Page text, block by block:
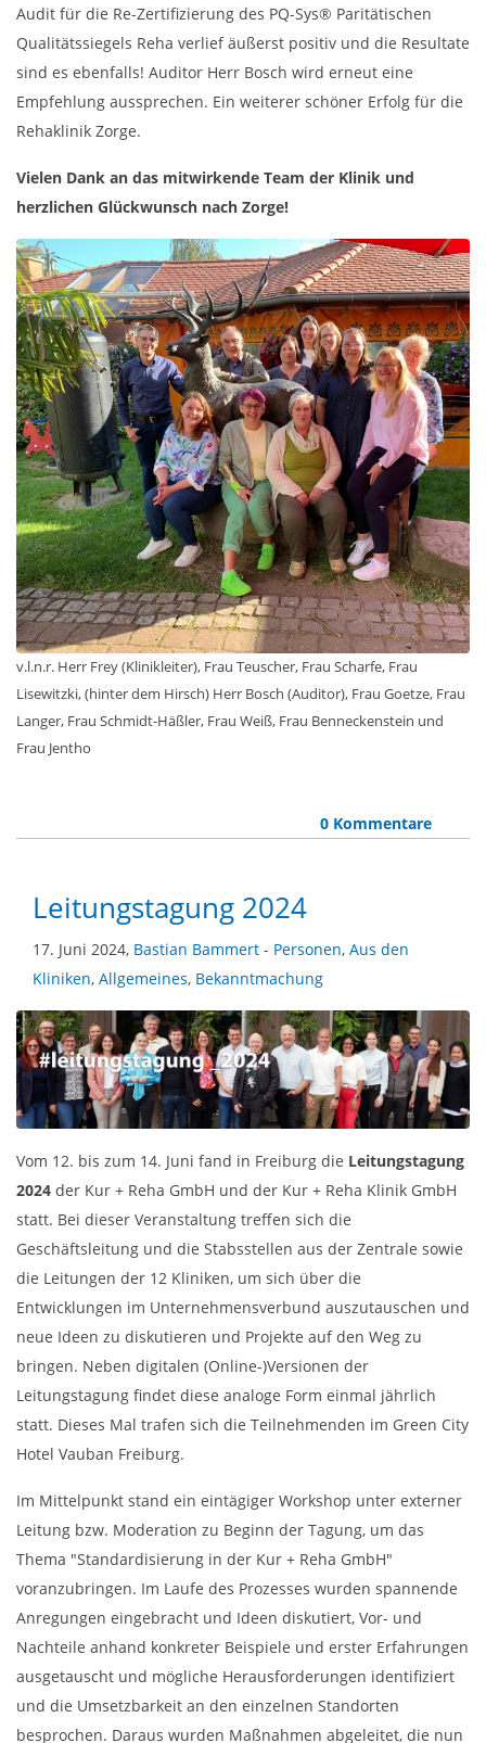
Audit für die Re-Zertifizierung des PQ-Sys® Paritätischen
Qualitätssiegels Reha verlief äußerst positiv und die Resultate
sind es ebenfalls! Auditor Herr Bosch wird erneut eine
Empfehlung aussprechen. Ein weiterer schöner Erfolg für die
Rehaklinik Zorge.
Vielen Dank an das mitwirkende Team der Klinik und
herzlichen Glückwunsch nach Zorge!
v.l.n.r. Herr Frey (Klinikleiter), Frau Teuscher, Frau Scharfe, Frau
Lisewitzki, (hinter dem Hirsch) Herr Bosch (Auditor), Frau Goetze, Frau
Langer, Frau Schmidt-Häßler, Frau Weiß, Frau Benneckenstein und
Frau Jentho
0 Kommentare
Leitungstagung 2024
17. Juni 2024, Bastian Bammert - Personen, Aus den
Kliniken, Allgemeines, Bekanntmachung
Vom 12. bis zum 14. Juni fand in Freiburg die Leitungstagung
2024 der Kur + Reha GmbH und der Kur + Reha Klinik GmbH
statt. Bei dieser Veranstaltung treffen sich die
Geschäftsleitung und die Stabsstellen aus der Zentrale sowie
die Leitungen der 12 Kliniken, um sich über die
Entwicklungen im Unternehmensverbund auszutauschen und
neue Ideen zu diskutieren und Projekte auf den Weg zu
bringen. Neben digitalen (Online-)Versionen der
Leitungstagung findet diese analoge Form einmal jährlich
statt. Dieses Mal trafen sich die Teilnehmenden im Green City
Hotel Vauban Freiburg.
Im Mittelpunkt stand ein eintägiger Workshop unter externer
Leitung bzw. Moderation zu Beginn der Tagung, um das
Thema "Standardisierung in der Kur + Reha GmbH"
voranzubringen. Im Laufe des Prozesses wurden spannende
Anregungen eingebracht und Ideen diskutiert, Vor- und
Nachteile anhand konkreter Beispiele und erster Erfahrungen
ausgetauscht und mögliche Herausforderungen identifiziert
und die Umsetzbarkeit an den einzelnen Standorten
besprochen. Daraus wurden Maßnahmen abgeleitet, die nun